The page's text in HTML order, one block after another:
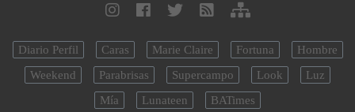
Diario Perfil Caras Marie Claire Fortuna
Hombre
Weekend
Parabrisas Supercampo Look
Luz
Mía
Lunateen BATimes